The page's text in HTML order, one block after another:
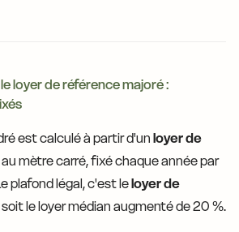
loyer de référence majoré :
est calculé à partir d'un loyer de
au mètre carré, fixé chaque année par
plafond légal, c'est leloyer de
soit le loyer médian augmenté de 20 %.